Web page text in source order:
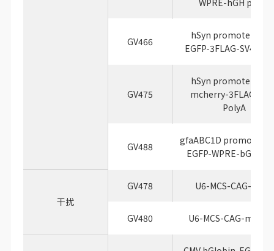
WPRE-hGH polyA
GV466
hSyn promoter-
EGFP-3FLAG-SV40
GV475
hSyn promoter-
mcherry-3FLAG-
PolyA
GV488
gfaABC1D promoter-
EGFP-WPRE-bGH
干扰
GV478 U6-MCS-CAG-EGFP
GV480 U6-MCS-CAG-